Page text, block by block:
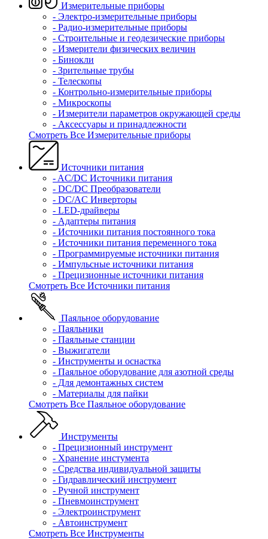
Измерительные приборы
- Электро-измерительные приборы
- Радио-измерительные приборы
- Строительные и геодезические приборы
- Измерители физических величин
- Бинокли
- Зрительные трубы
- Телескопы
- Контрольно-измерительные приборы
- Микроскопы
- Измерители параметров окружающей среды
- Аксессуары и принадлежности
Смотреть Все Измерительные приборы
Источники питания
- AC/DC Источники питания
- DC/DC Преобразователи
- DC/AC Инверторы
- LED-драйверы
- Адаптеры питания
- Источники питания постоянного тока
- Источники питания переменного тока
- Программируемые источники питания
- Импульсные источники питания
- Прецизионные источники питания
Смотреть Все Источники питания
Паяльное оборудование
- Паяльники
- Паяльные станции
- Выжигатели
- Инструменты и оснастка
- Паяльное оборудование для азотной среды
- Для демонтажных систем
- Материалы для пайки
Смотреть Все Паяльное оборудование
Инструменты
- Прецизионный инструмент
- Хранение инстумента
- Средства индивидуальной защиты
- Гидравлический инструмент
- Ручной инструмент
- Пневмоинструмент
- Электроинструмент
- Автоинструмент
Смотреть Все Инструменты